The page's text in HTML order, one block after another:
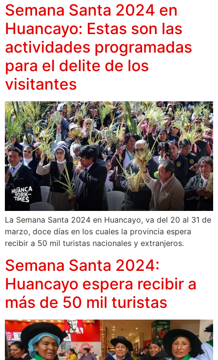
Semana Santa 2024 en
Huancayo: Estas son las
actividades programadas
para el delite de los
visitantes
La Semana Santa 2024 en Huancayo, va del 20 al 31 de
marzo, doce días en los cuales la provincia espera
recibir a 50 mil turistas nacionales y extranjeros.
Semana Santa 2024:
Huancayo espera recibir a
más de 50 mil turistas